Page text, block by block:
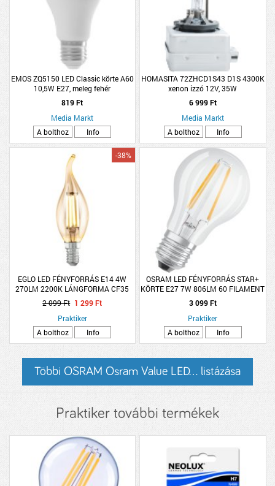
EMOS ZQ5150 LED Classic körte A60
10,5W E27, meleg fehér
819 Ft
Media Markt
A bolthoz
Info
HOMASITA 72ZHCD1S43 D1S 4300K
xenon izzó 12V, 35W
6 999 Ft
Media Markt
A bolthoz
Info
EGLO LED FÉNYFORRÁS E14 4W
270LM 2200K LÁNGFORMA CF35
BOROSTYÁN
-38%
2 099 Ft 1 299 Ft
Praktiker
A bolthoz
Info
OSRAM LED FÉNYFORRÁS STAR+
KÖRTE E27 7W 806LM 60 FILAMENT
ÜVEG GLOWDIM
3 099 Ft
Praktiker
A bolthoz
Info
Többi OSRAM Osram Value LED... listázása
Praktiker további termékek